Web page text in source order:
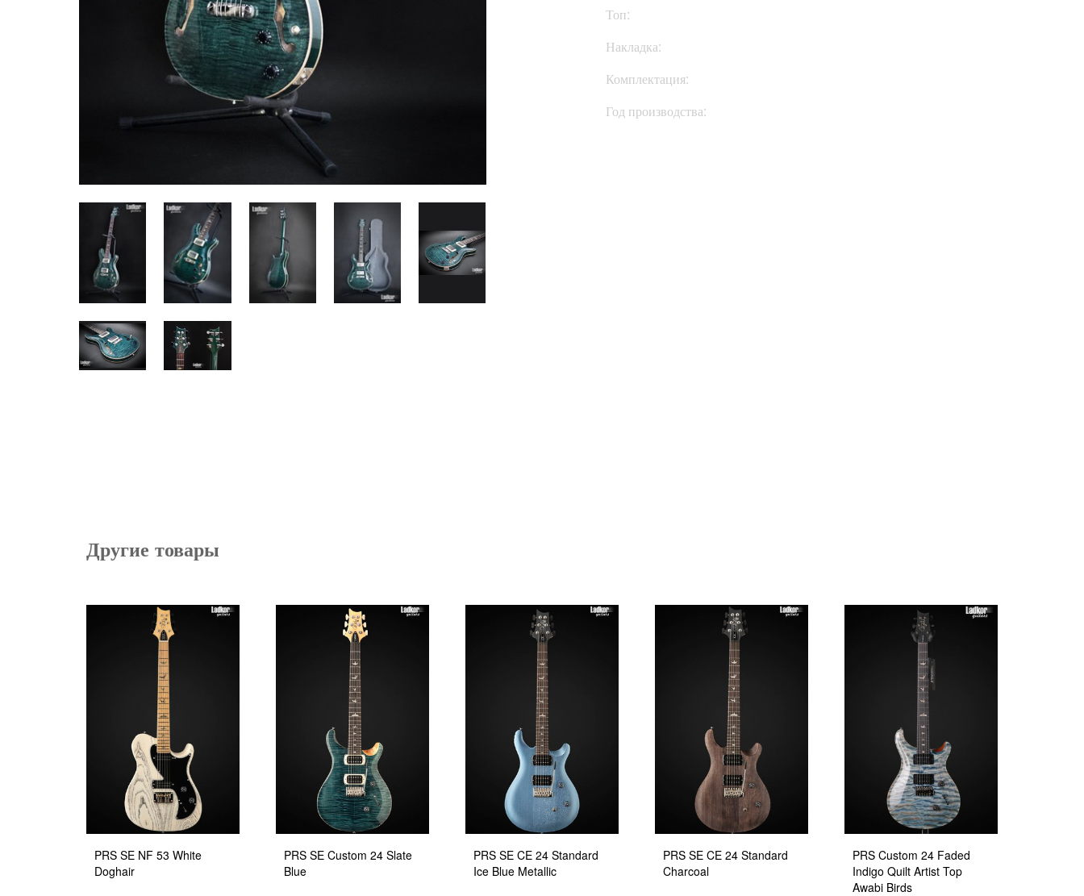
Топ:
Накладка:
Комплектация:
Год производства:
Другие товары
PRS SE NF 53 White
Doghair
PRS SE Custom 24 Slate
Blue
PRS SE CE 24 Standard
Ice Blue Metallic
PRS SE CE 24 Standard
Charcoal
PRS Custom 24 Faded
Indigo Quilt Artist Top
Awabi Birds